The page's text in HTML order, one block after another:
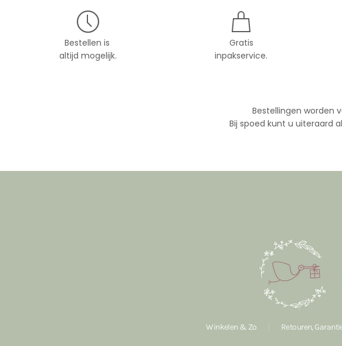
Bestellen is
altijd mogelijk.
Gratis
inpakservice.
Bestellingen worden
Bij spoed kunt u uiteraard
Winkelen & Zo Retouren,